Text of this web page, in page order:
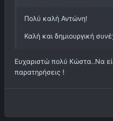
Πολύ καλή Αντώνη!
Καλή και δημιουργική
Ευχαριστώ πολύ Κώστα..Να
παρατηρήσεις !